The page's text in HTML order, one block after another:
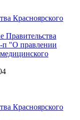
Красноярского
Правительства
п "О правлении
Красноярского